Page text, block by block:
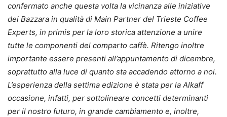
confermato anche questa volta la vicinanza alle iniziative
dei Bazzara in qualità di Main Partner del Trieste Coffee
Experts, in primis per la loro storica attenzione a unire
tutte le componenti del comparto caffè. Ritengo inoltre
importante essere presenti all’appuntamento di dicembre,
soprattutto alla luce di quanto sta accadendo attorno a noi.
L’esperienza della settima edizione è stata per la Alkaff
occasione, infatti, per sottolineare concetti determinanti
per il nostro futuro, in grande cambiamento e, inoltre,